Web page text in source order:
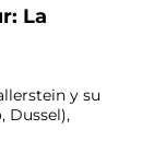
La
y su
Dussel),